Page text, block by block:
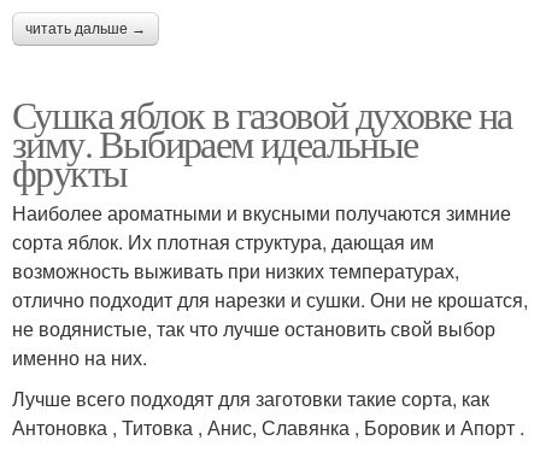
читать дальше →
Сушка яблок в газовой духовке на
зиму. Выбираем идеальные
фрукты
Наиболее ароматными и вкусными получаются зимние
сорта яблок. Их плотная структура, дающая им
возможность выживать при низких температурах,
отлично подходит для нарезки и сушки. Они не крошатся,
не водянистые, так что лучше остановить свой выбор
именно на них.
Лучше всего подходят для заготовки такие сорта, как
Антоновка , Титовка , Анис, Славянка , Боровик и Апорт .